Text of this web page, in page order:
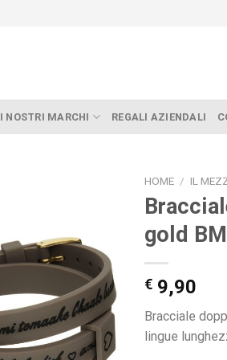
I NOSTRI MARCHI REGALI AZIENDALI
HOME / IL
gold
€9,90
Bracciale
lingue